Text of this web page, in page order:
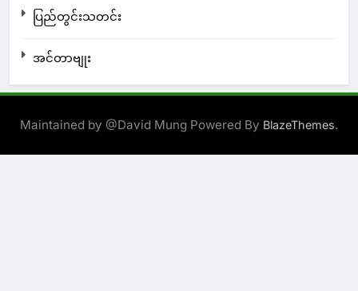
ပြည်တွင်းသတင်း
အင်တာဗျုး
Maintained by @David Mung Powered By BlazeThemes.